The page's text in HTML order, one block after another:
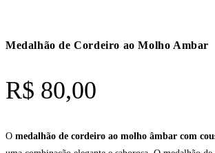
Medalhão de Cordeiro ao Molho Ambar
R$ 80,00
O medalhão de cordeiro ao molho âmbar com